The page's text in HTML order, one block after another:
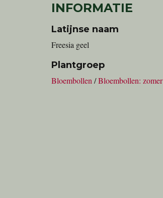
INFORMATIE
Latijnse naam
Freesia geel
Plantgroep
Bloembollen /Bloembollen: zomer